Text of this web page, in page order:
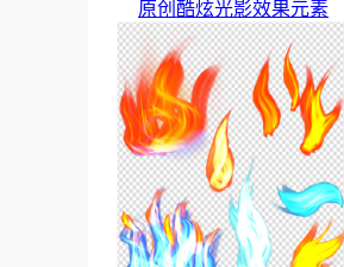
原创酷炫光影效果元素